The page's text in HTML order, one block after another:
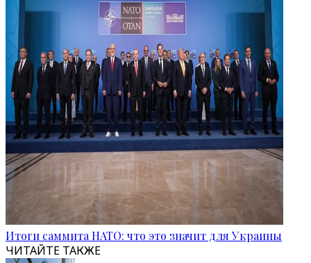
Итоги саммита НАТО: что это значит для Украины
ЧИТАЙТЕ ТАКЖЕ